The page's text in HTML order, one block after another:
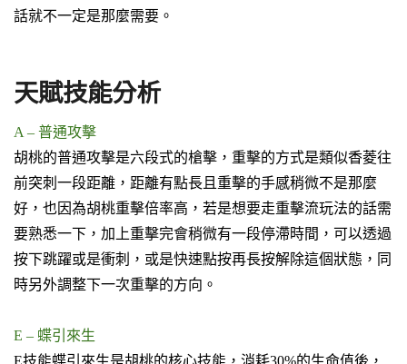
話就不一定是那麼需要。
天賦技能分析
A – 普通攻擊
胡桃的普通攻擊是六段式的槍擊，重擊的方式是類似香菱往
前突刺一段距離，距離有點長且重擊的手感稍微不是那麼
好，也因為胡桃重擊倍率高，若是想要走重擊流玩法的話需
要熟悉一下，加上重擊完會稍微有一段停滯時間 ， 可以透過
按下跳躍或是衝刺，或是快速點按再長按解除這個狀態 ，同
時另外調整下一次重擊的方向。
E – 蝶引來生